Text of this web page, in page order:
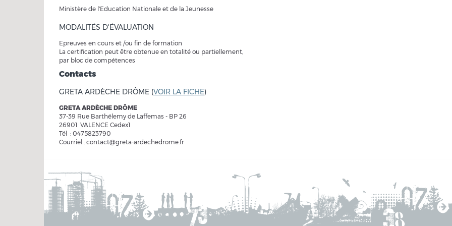
Ministère de l'Education Nationale et de la Jeunesse
MODALITÉS D'ÉVALUATION
Epreuves en cours et /ou fin de formation
La certification peut être obtenue en totalité ou partiellement,
par bloc de compétences
Contacts
GRETA ARDÈCHE DRÔME (VOIR LA FICHE)
GRETA ARDÈCHE DRÔME
37-39 Rue Barthélemy de Laffemas - BP 26
26901 VALENCE Cedex1
Tél : 0475823790
Courriel : contact@greta-ardechedrome.fr